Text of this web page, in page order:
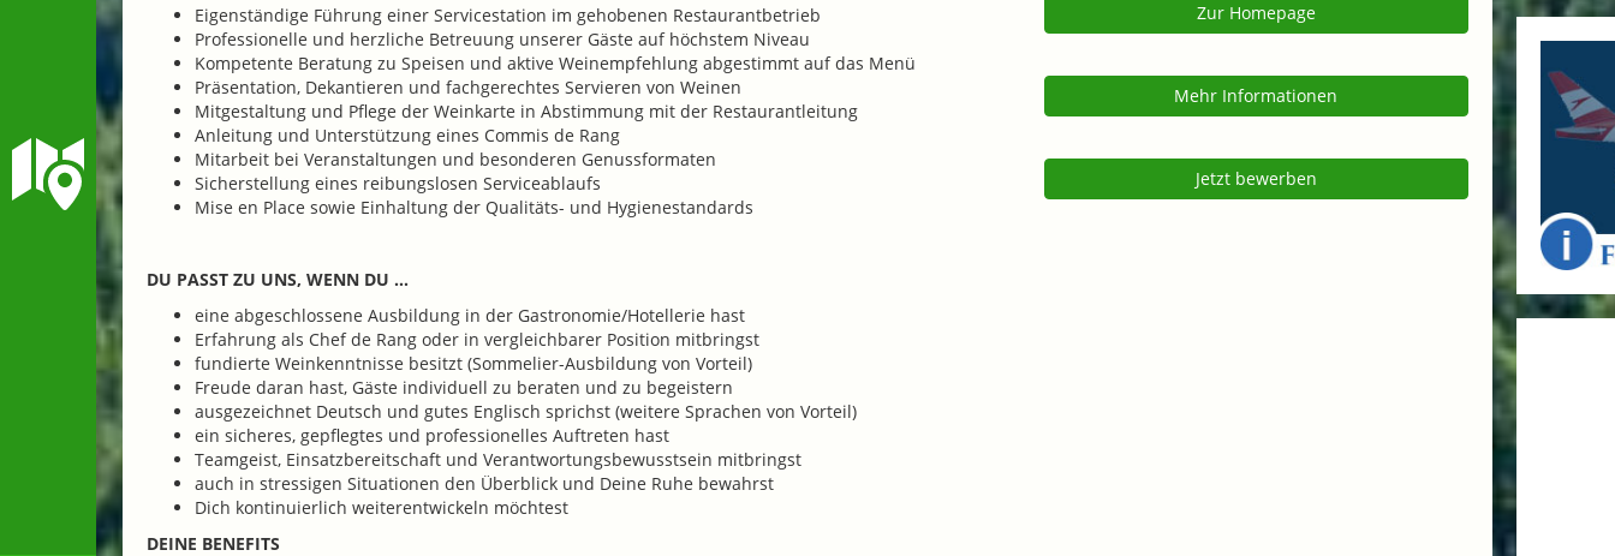
Eigenständige Führung einer Servicestation im gehobenen Restaurantbetrieb
Professionelle und herzliche Betreuung unserer Gäste auf höchstem Niveau
Kompetente Beratung zu Speisen und aktive Weinempfehlung abgestimmt auf das Menü
Präsentation, Dekantieren und fachgerechtes Servieren von Weinen
Mitgestaltung und Pflege der Weinkarte in Abstimmung mit der Restaurantleitung
Anleitung und Unterstützung eines Commis de Rang
Mitarbeit bei Veranstaltungen und besonderen Genussformaten
Sicherstellung eines reibungslosen Serviceablaufs
Mise en Place sowie Einhaltung der Qualitäts- und Hygienestandards
DU PASST ZU UNS, WENN DU ...
eine abgeschlossene Ausbildung in der Gastronomie/Hotellerie hast
Erfahrung als Chef de Rang oder in vergleichbarer Position mitbringst
fundierte Weinkenntnisse besitzt (Sommelier-Ausbildung von Vorteil)
Freude daran hast, Gäste individuell zu beraten und zu begeistern
ausgezeichnet Deutsch und gutes Englisch sprichst (weitere Sprachen von Vorteil)
ein sicheres, gepflegtes und professionelles Auftreten hast
Teamgeist, Einsatzbereitschaft und Verantwortungsbewusstsein mitbringst
auch in stressigen Situationen den Überblick und Deine Ruhe bewahrst
Dich kontinuierlich weiterentwickeln möchtest
DEINE BENEFITS
Zur Homepage
Mehr Informationen
Jetzt bewerben